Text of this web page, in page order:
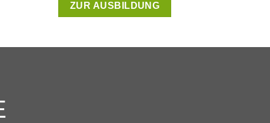
ZUR AUSBILDUNG